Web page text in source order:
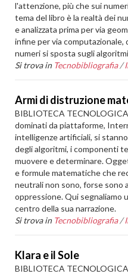
l'attenzione, più che sui
tema del libro è la realtà dei
e analizzata prima per via
infine per via computazionale,
numeri si sposta sugli
Si trova in Tecnobibliografia /
Armi di distruzione
BIBLIOTECA
dominati da piattaforme,
intelligenze artificiali, si
degli algoritmi, i componenti
muovere e determinare.
e formule matematiche che
neutrali non sono, forse sono
oppressione. Qui segnaliamo
centro della sua narrazione.
Si trova in Tecnobibliografia /
Klara e il Sole
BIBLIOTECA